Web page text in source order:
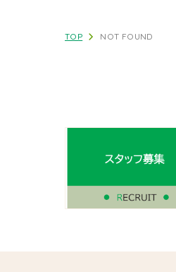
TOP NOT FOUND